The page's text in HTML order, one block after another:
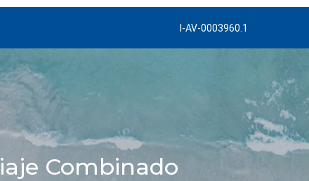
I-AV-0003960.1
Combinado